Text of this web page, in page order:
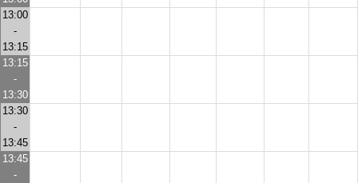
13:00
-
13:15
13:15
-
13:30
13:30
-
13:45
13:45
-